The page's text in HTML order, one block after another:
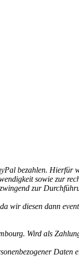
bezahlen. Hierfür
sowie zur
zur
wir diesen dann
Wird als
Daten